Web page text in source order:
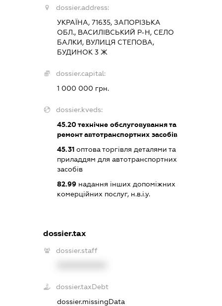
dossier.address:
УКРАЇНА, 71635, ЗАПОРІЗЬКА
ОБЛ., ВАСИЛІВСЬКИЙ Р-Н, СЕЛО
БАЛКИ, ВУЛИЦЯ СТЕПОВА,
БУДИНОК 3 Ж
dossier.capital:
1 000 000 грн.
dossier.kveds:
45.20технічне обслуговування та
ремонт автотранспортних засобів
45.31 оптова торгівля деталями та
приладдям для автотранспортних
засобів
82.99 надання інших допоміжних
комерційних послуг, н.в.і.у.
dossier.tax
dossier.staff
dossier.taxDebt
dossier.missingData